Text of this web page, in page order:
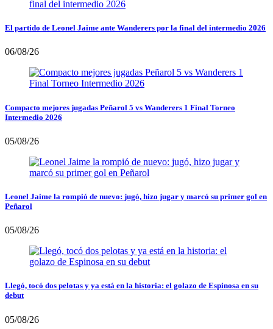
El partido de Leonel Jaime ante Wanderers por la final del intermedio 2026
06/08/26
Compacto mejores jugadas Peñarol 5 vs Wanderers 1 Final Torneo
Intermedio 2026
05/08/26
Leonel Jaime la rompió de nuevo: jugó, hizo jugar y marcó su primer gol en
Peñarol
05/08/26
Llegó, tocó dos pelotas y ya está en la historia: el golazo de Espinosa en su
debut
05/08/26